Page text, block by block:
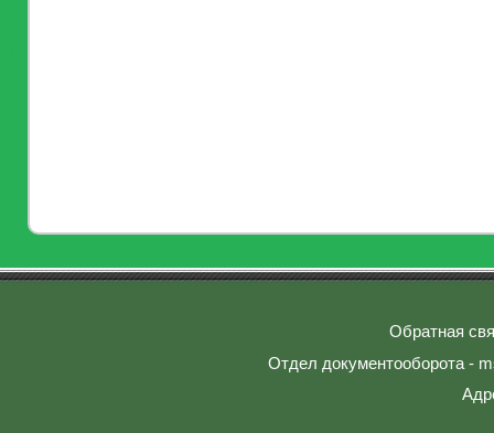
Обратная
Отдел документооборота -